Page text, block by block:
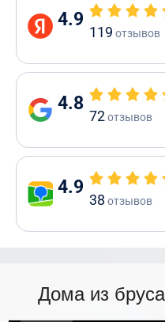
4.9
119 отзывов
4.8
72отзывов
4.9
38 отзывов
Дома из